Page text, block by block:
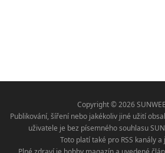
Copyright © 2026
Publikování, šíření nebo jakékoliv jiné užití
uživatele je bez písemného souhlasu
Toto platí také pro RSS kanály a